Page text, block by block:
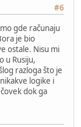
#6
gde računaju
je bio
ostale. Nisu mi
u Rusiju,
razloga što je
logike i
dok ga